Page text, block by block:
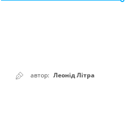
автор: Леонід Літра